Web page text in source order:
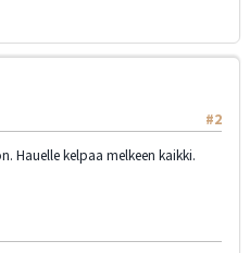
#2
Hauelle kelpaa melkeen kaikki.